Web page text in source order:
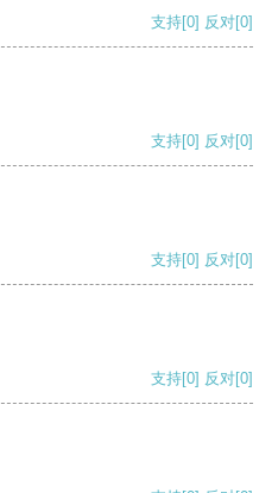
支持[0] 反对[0]
支持[0] 反对[0]
支持[0] 反对[0]
支持[0] 反对[0]